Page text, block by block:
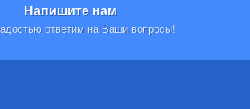
Напишите нам
ответим на Ваши вопросы!